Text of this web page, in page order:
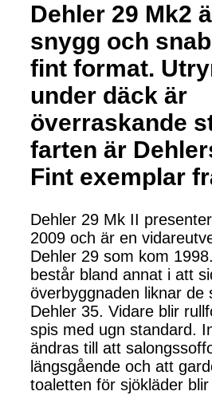
Dehler 29 Mk2
snygg och
fint format.
under däck är
överraskande
farten är
Fint exemplar
Dehler 29 Mk II
2009 och är en
Dehler 29 som kom
består bland annat i att
överbyggnaden liknar de
Dehler 35. Vidare blir
spis med ugn standard.
ändras till att
längsgående och att
toaletten för sjökläder